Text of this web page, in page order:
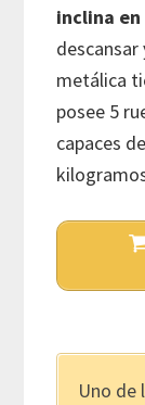
inclina
metálica
posee 5
capaces
Uno de